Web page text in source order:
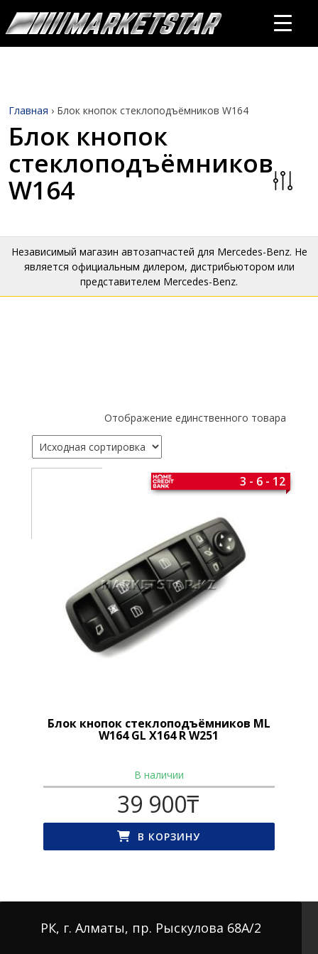
Главная › Блок кнопок стеклоподъёмников W164
Блок кнопок
стеклоподъёмников
W164
Независимый магазин автозапчастей для Mercedes-Benz. Не
является официальным дилером, дистрибьютором или
представителем Mercedes-Benz.
Отображение единственного товара
Блок кнопок стеклоподъёмников ML
W164 GL X164 R W251
3 - 6 - 12
В наличии
39 900₸
В КОРЗИНУ
РК, г. Алматы, пр. Рыскулова 68А/2